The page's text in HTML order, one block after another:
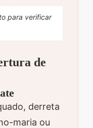
para verificar
de
derreta
maria ou